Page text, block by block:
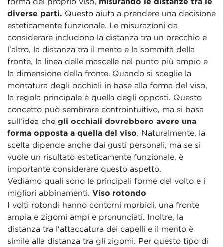
diverse parti. Questo aiuta a prendere una decisione
esteticamente funzionale. Le misurazioni da
considerare includono la distanza tra un orecchio e
l'altro, la distanza tra il mento e la sommità della
fronte, la linea delle mascelle nel punto più ampio e
la dimensione della fronte. Quando si sceglie la
montatura degli occhiali in base alla forma del viso,
la regola principale è quella degli opposti. Questo
concetto può sembrare controintuitivo, ma si basa
sull'idea che gli occhiali dovrebbero avere una
forma opposta a quella del viso. Naturalmente, la
scelta dipende anche dai gusti personali, ma se si
vuole un risultato esteticamente funzionale, è
importante considerare questo aspetto.
Vediamo quali sono le principali forme del volto e i
migliori abbinamenti. Viso rotondo
I volti rotondi hanno contorni morbidi, una fronte
ampia e zigomi ampi e pronunciati. Inoltre, la
distanza tra l'attaccatura dei capelli e il mento è
simile alla distanza tra gli zigomi. Per questo tipo di